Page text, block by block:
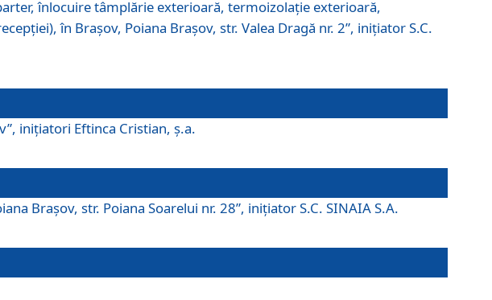
înlocuire tâmplărie exterioară, termoizolaţie exterioară,
în Braşov, Poiana Braşov, str. Valea Dragă nr. 2”, iniţiator S.C.
iniţiatori Eftinca Cristian, ş.a.
Braşov, str. Poiana Soarelui nr. 28”, iniţiator S.C. SINAIA S.A.